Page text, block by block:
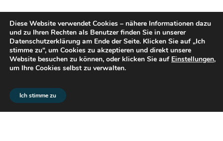
Diese Website verwendet Cookies – nähere Informationen dazu
und zu Ihren Rechten als Benutzer finden Sie in unserer
Datenschutzerklärung am Ende der Seite. Klicken Sie auf „Ich
stimme zu“, um Cookies zu akzeptieren und direkt unsere
Website besuchen zu können, oder klicken Sie auf Einstellungen,
um Ihre Cookies selbst zu verwalten.
Ich stimme zu